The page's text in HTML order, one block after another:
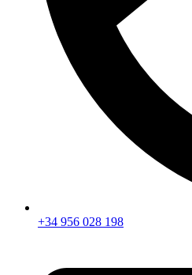
+34 956 028 198